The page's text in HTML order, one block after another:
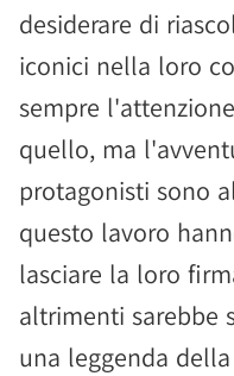
desiderare di
iconici nella loro
sempre
quello, ma
protagonisti sono
questo lavoro
lasciare la loro
altrimenti sarebbe
una leggenda